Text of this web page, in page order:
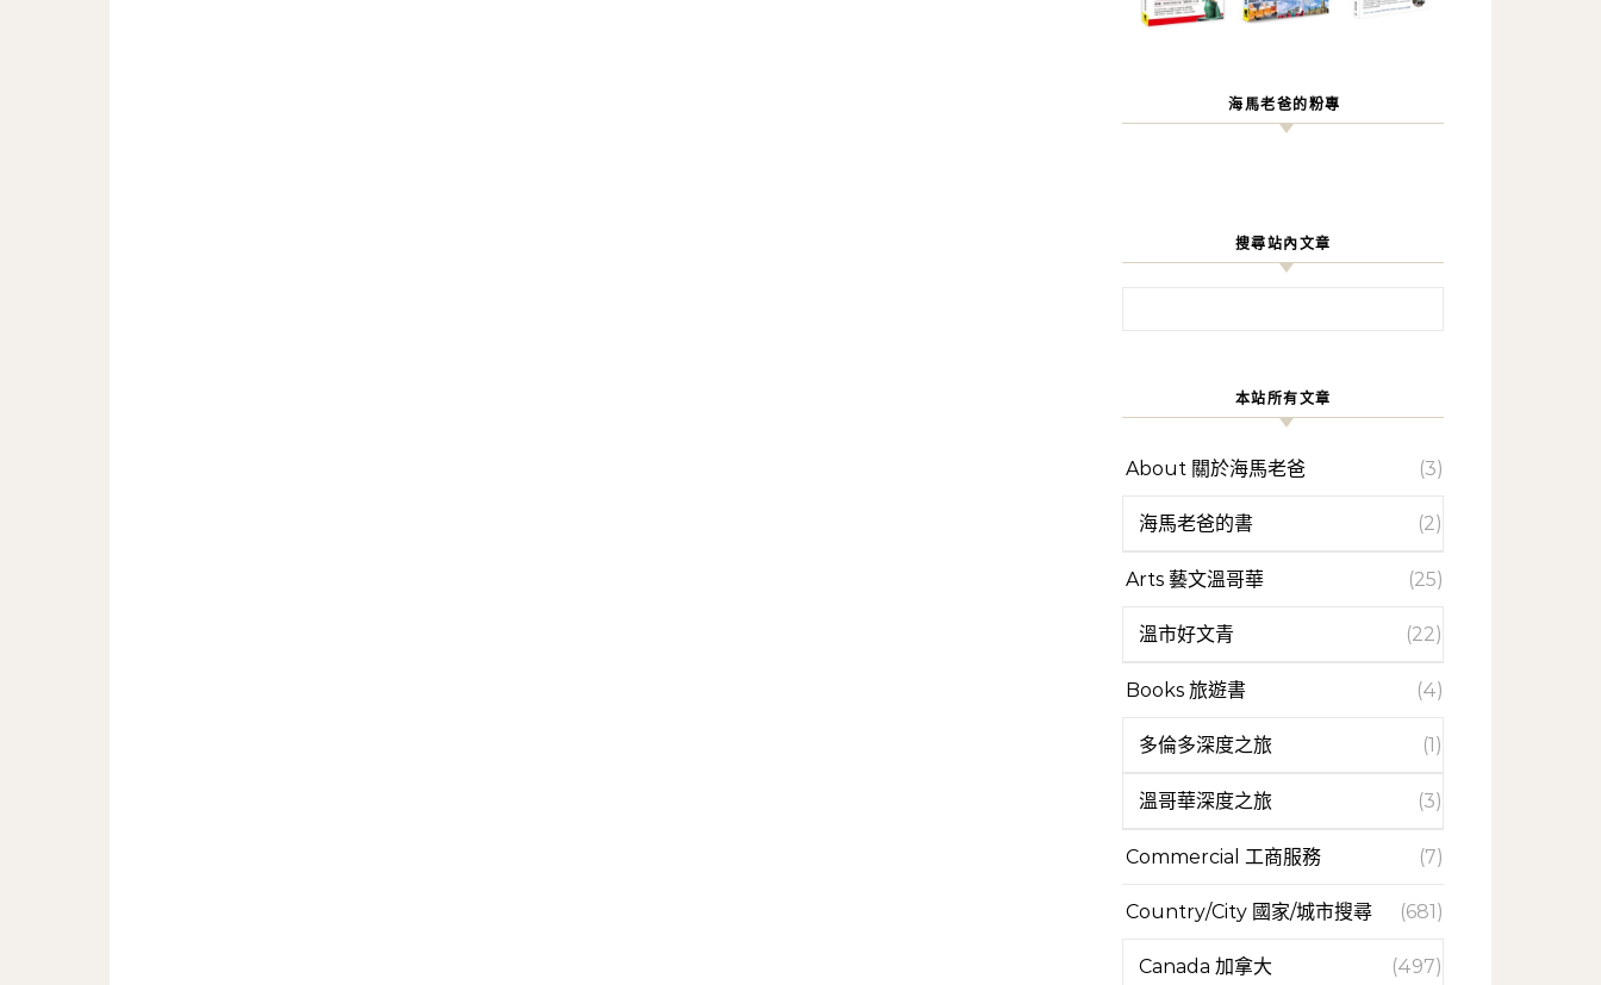
海馬老爸的粉專
搜尋站內文章
本站所有文章
About 關於海馬老爸 (3)
海馬老爸的書 (2)
Arts 藝文溫哥華 (25)
溫市好文青 (22)
Books 旅遊書 (4)
多倫多深度之旅 (1)
溫哥華深度之旅 (3)
Commercial 工商服務 (7)
Country/City 國家/城市搜尋 (681)
Canada 加拿大 (497)